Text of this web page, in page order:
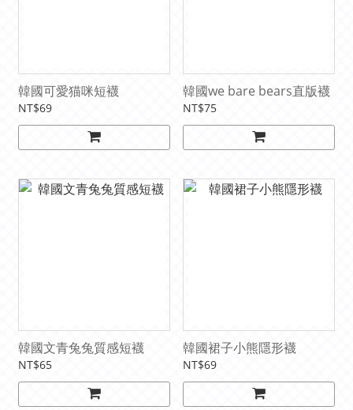
韓國可愛猫咪短襪
NT$69
韓國we bare bears直版襪
NT$75
韓國文青兔兔質感短襪
NT$65
韓國裙子小熊隱形襪
NT$69